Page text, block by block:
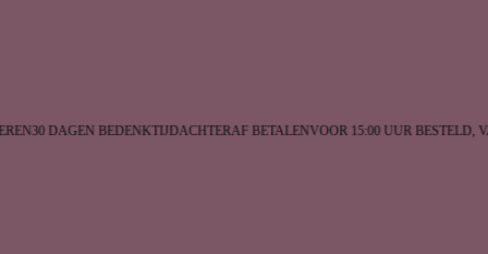
30 DAGEN BEDENKTIJDACHTERAF BETALENVOOR 15:00 UUR BESTELD,